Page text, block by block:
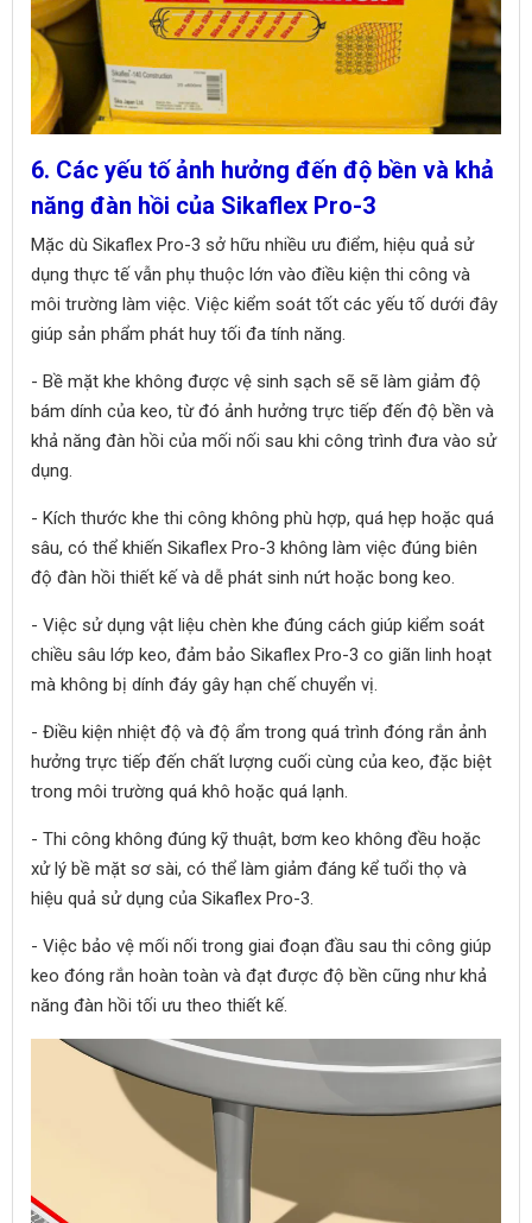
6. Các yếu tố ảnh hưởng đến độ bền và khả
năng đàn hồi của Sikaflex Pro-3
Mặc dù Sikaflex Pro-3 sở hữu nhiều ưu điểm, hiệu quả sử
dụng thực tế vẫn phụ thuộc lớn vào điều kiện thi công và
môi trường làm việc. Việc kiểm soát tốt các yếu tố dưới đây
giúp sản phẩm phát huy tối đa tính năng.
- Bề mặt khe không được vệ sinh sạch sẽ sẽ làm giảm độ
bám dính của keo, từ đó ảnh hưởng trực tiếp đến độ bền và
khả năng đàn hồi của mối nối sau khi công trình đưa vào sử
dụng.
- Kích thước khe thi công không phù hợp, quá hẹp hoặc quá
sâu, có thể khiến Sikaflex Pro-3 không làm việc đúng biên
độ đàn hồi thiết kế và dễ phát sinh nứt hoặc bong keo.
- Việc sử dụng vật liệu chèn khe đúng cách giúp kiểm soát
chiều sâu lớp keo, đảm bảo Sikaflex Pro-3 co giãn linh hoạt
mà không bị dính đáy gây hạn chế chuyển vị.
- Điều kiện nhiệt độ và độ ẩm trong quá trình đóng rắn ảnh
hưởng trực tiếp đến chất lượng cuối cùng của keo, đặc biệt
trong môi trường quá khô hoặc quá lạnh.
- Thi công không đúng kỹ thuật, bơm keo không đều hoặc
xử lý bề mặt sơ sài, có thể làm giảm đáng kể tuổi thọ và
hiệu quả sử dụng của Sikaflex Pro-3.
- Việc bảo vệ mối nối trong giai đoạn đầu sau thi công giúp
keo đóng rắn hoàn toàn và đạt được độ bền cũng như khả
năng đàn hồi tối ưu theo thiết kế.